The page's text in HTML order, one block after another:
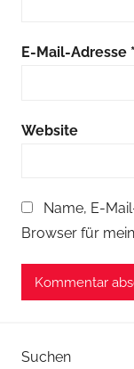
E-Mail-Adresse *
Website
Name, E-
Browser für
Suchen